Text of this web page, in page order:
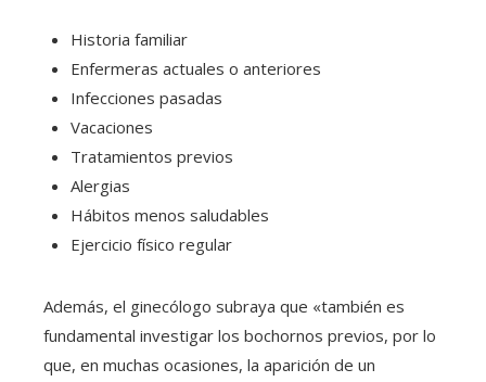
Historia familiar
Enfermeras actuales o anteriores
Infecciones pasadas
Vacaciones
Tratamientos previos
Alergias
Hábitos menos saludables
Ejercicio físico regular
Además, el ginecólogo subraya que «también es
fundamental investigar los bochornos previos, por lo
que, en muchas ocasiones, la aparición de un